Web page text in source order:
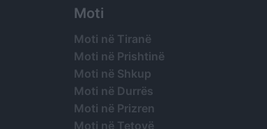
Moti
Moti në Tiranë
Moti në Prishtinë
Moti në Shkup
Moti në Durrës
Moti në Prizren
Moti në Tetovë